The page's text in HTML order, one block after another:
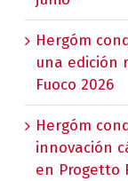
Hergóm
una edición
Fuoco 2026
Hergóm
innovación
en Progetto